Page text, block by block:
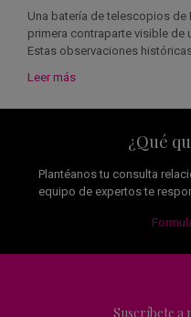
Una batería de telescopios de
primera contraparte visible de
Estas observaciones
Leer más
¿Qué
Plantéanos tu consulta
equipo de expertos te
Suscríbete a